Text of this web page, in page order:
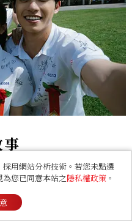
事
梅竹馬的好友陳志偉
亘晏/爆花飾演）、羅
業典禮當天的一場意
用網站分析技術。若您未點選
為您已同意本站之隱私權政策 。